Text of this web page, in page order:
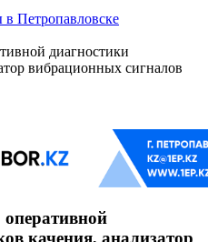
Петропавловске
диагностики
вибрационных сигналов
качения, анализатор